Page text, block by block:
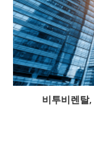
비투비렌탈